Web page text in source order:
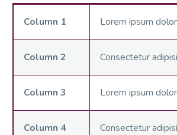
Column 1 Lorem ipsum
Column 2 Consectetur
Column 3 Lorem ipsum
Column 4 Consectetur